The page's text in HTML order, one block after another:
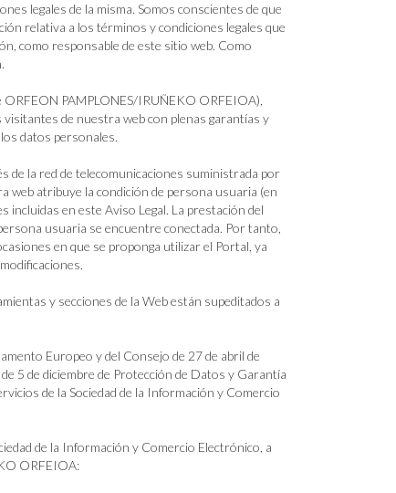
legales de la misma. Somos conscientes de que
relativa a los términos y condiciones legales que
como responsable de este sitio web. Como
PAMPLONES/IRUÑEKO ORFEIOA),
de nuestra web con plenas garantías y
datos personales.
de la red de telecomunicaciones suministrada por
web atribuye la condición de persona usuaria (en
incluidas en este Aviso Legal. La prestación del
usuaria se encuentre conectada. Por tanto,
en que se proponga utilizar el Portal, ya
y secciones de la Web están supeditados a
Europeo y del Consejo de 27 de abril de
5 de diciembre de Protección de Datos y Garantía
de la Sociedad de la Información y Comercio
de la Información y Comercio Electrónico, a
ORFEIOA: